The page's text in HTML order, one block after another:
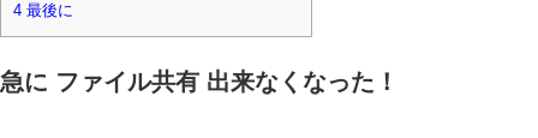
4 最後に
急に ファイル共有 出来なくなった！